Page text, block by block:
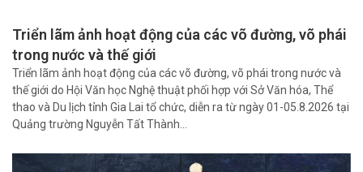
Triển lãm ảnh hoạt động của các võ đường, võ phái
trong nước và thế giới
Triển lãm ảnh hoạt động của các võ đường, võ phái trong nước và
thế giới do Hội Văn học Nghệ thuật phối hợp với Sở Văn hóa, Thể
thao và Du lịch tỉnh Gia Lai tổ chức, diễn ra từ ngày 01-05.8.2026 tại
Quảng trường Nguyễn Tất Thành…